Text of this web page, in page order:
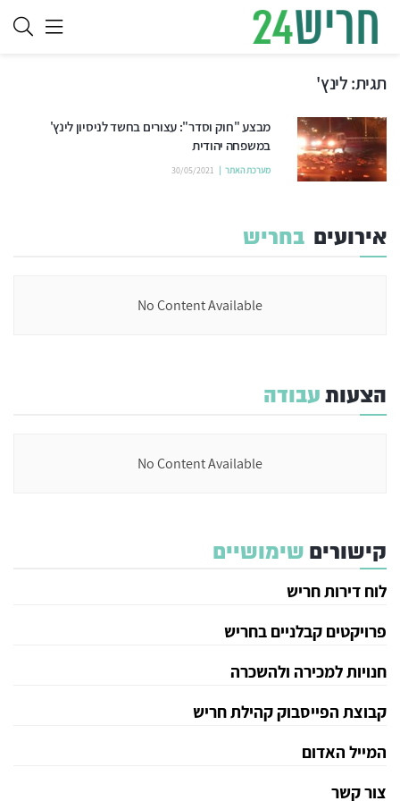
תגית:לינץ'
מבצע "חוק וסדר": עצורים בחשד לניסיון לינץ'
במשפחה יהודית
מערכת האתר 30/05/2021
אירועים בחריש
No Content Available
הצעותעבודה
No Content Available
קישורים שימושיים
לוח דירות חריש
פרויקטים קבלניים בחריש
חנויות למכירה ולהשכרה
קבוצת הפייסבוק קהילת חריש
המייל האדום
צור קשר